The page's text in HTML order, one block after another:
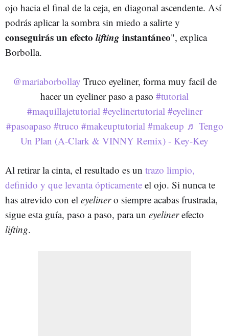
ojo hacia el final de la ceja, en diagonal ascendente. Así
podrás aplicar la sombra sin miedo a salirte y
conseguirás un efecto lifting instantáneo", explica
Borbolla.
@mariaborbollay Truco eyeliner, forma muy facil de
hacer un eyeliner paso a paso #tutorial
#maquillajetutorial #eyelinertutorial #eyeliner
#pasoapaso #truco #makeuptutorial #makeup ♬ Tengo
Un Plan (A-Clark & VINNY Remix) - Key-Key
Al retirar la cinta, el resultado es un trazo limpio,
definido y que levanta ópticamente el ojo. Si nunca te
has atrevido con el eyelinero siempre acabas frustrada,
sigue esta guía, paso a paso, para un eyelinerefecto
lifting.